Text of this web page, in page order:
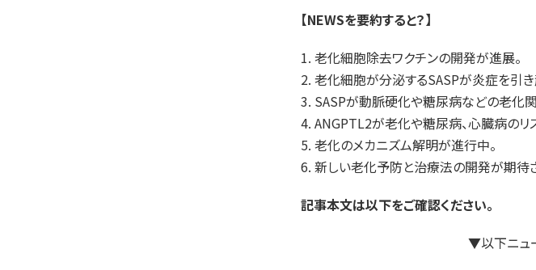
【NEWSを要約すると？】
1. 老化細胞除去ワクチンの開発が進展。
2. 老化細胞が分泌するSASPが炎症を引き
3. SASPが動脈硬化や糖尿病などの老化
4. ANGPTL2が老化や糖尿病、心臓病のリ
5. 老化のメカニズム解明が進行中。
6. 新しい老化予防と治療法の開発が期待
記事本文は以下をご確認ください。
▼以下ニュ